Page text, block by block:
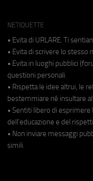
NETIQUETTE
• Evita di URLARE. Ti
• Evita di scrivere lo stesso
• Evita in luoghi pubblici
questioni personali.
• Rispetta le idee altrui, le
bestemmiare né insultare
• Sentiti libero di
dell'educazione e del
• Non inviare messaggi
simili.